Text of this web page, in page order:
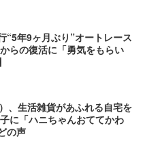
“5年9ヶ月ぶり”オートレース
らの復活に「勇気をもらい
、生活雑貨があふれる自宅を
に「ハニちゃんおててかわ
の声